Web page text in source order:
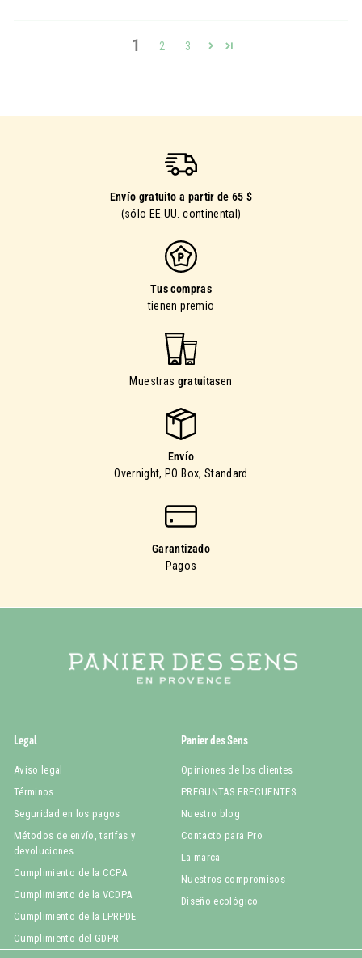
1 2 3
Envío gratuito a partir de 65 $
(sólo EE.UU. continental)
Tus compras
tienen premio
Muestras gratuitasen
Envío
Overnight, PO Box, Standard
Garantizado
Pagos
Legal
Aviso legal
Términos
Seguridad en los pagos
Métodos de envío, tarifas y
devoluciones
Cumplimiento de la CCPA
Cumplimiento de la VCDPA
Cumplimiento de la LPRPDE
Cumplimiento del GDPR
Panier des Sens
Opiniones de los clientes
PREGUNTAS FRECUENTES
Nuestro blog
Contacto para Pro
La marca
Nuestros compromisos
Diseño ecológico